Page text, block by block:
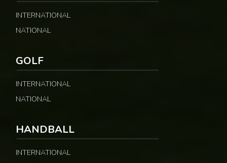
INTERNATIONAL
NATIONAL
GOLF
INTERNATIONAL
NATIONAL
HANDBALL
INTERNATIONAL